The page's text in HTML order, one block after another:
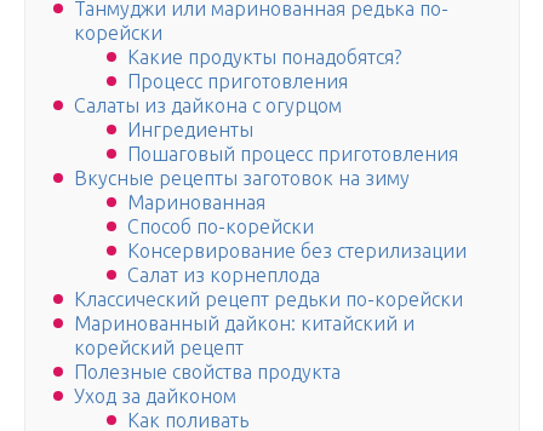
Танмуджи или маринованная редька по-
корейски
Какие продукты понадобятся?
Процесс приготовления
Салаты из дайкона с огурцом
Ингредиенты
Пошаговый процесс приготовления
Вкусные рецепты заготовок на зиму
Маринованная
Способ по-корейски
Консервирование без стерилизации
Салат из корнеплода
Классический рецепт редьки по-корейски
Маринованный дайкон: китайский и
корейский рецепт
Полезные свойства продукта
Уход за дайконом
Как поливать